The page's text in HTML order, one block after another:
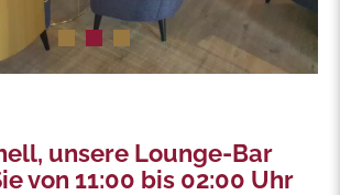
unsere Lounge-Bar
von 11:00 bis 02:00 Uhr